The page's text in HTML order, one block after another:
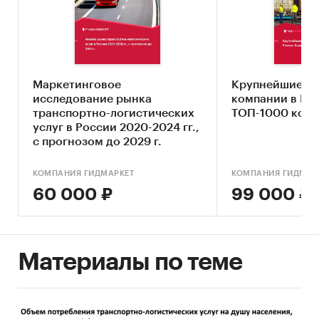
Анализ отраслевых показателей финансово-
экономической деятельности
Оценка факторов инвестиционной
привлекательности рынка логистических
услуг
Составление прогноза развития рынка до
2030 г.
Основные блоки исследования:
Обзор российского рынка логистических
услуг
Конкурентный анализ на рынке
логистических услуг в России
Анализ потребления
Маркетинговое
исследование рынка
транспортно-логистических
услуг в России 2020-2024 гг.,
с прогнозом до 2029 г.
КОМПАНИЯ ГИДМАРКЕТ
60 000 ₽
Крупнейшие
компании в
ТОП-1000
КОМПАНИЯ
99 000 ₽
Материалы по теме